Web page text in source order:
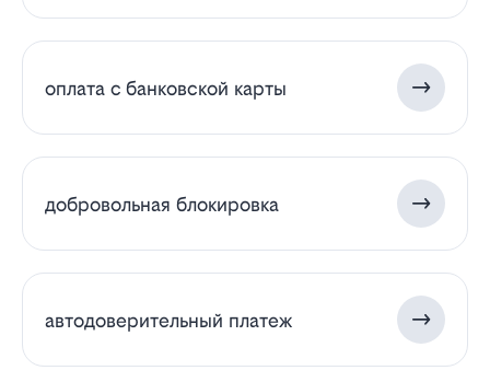
оплата с банковской карты
добровольная блокировка
автодоверительный платеж